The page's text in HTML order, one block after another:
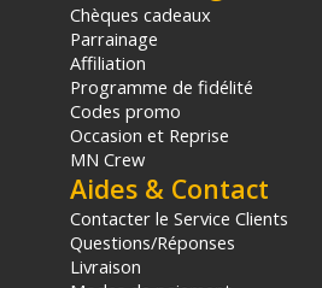
Chèques cadeaux
Parrainage
Affiliation
Programme de fidélité
Codes promo
Occasion et Reprise
MN Crew
Aides & Contact
Contacter le Service Clients
Questions/Réponses
Livraison